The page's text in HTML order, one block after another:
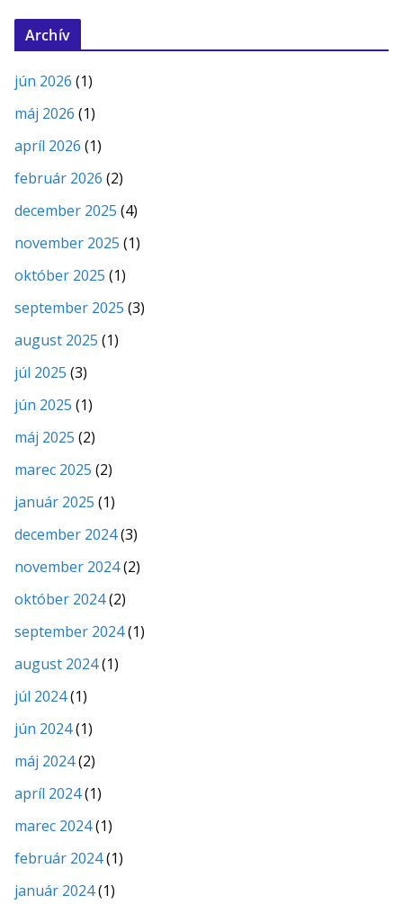
Archív
jún 2026 (1)
máj 2026 (1)
apríl 2026 (1)
február 2026 (2)
december 2025 (4)
november 2025 (1)
október 2025 (1)
september 2025 (3)
august 2025 (1)
júl 2025 (3)
jún 2025 (1)
máj 2025 (2)
marec 2025 (2)
január 2025 (1)
december 2024(3)
november 2024(2)
október 2024(2)
september 2024(1)
august 2024(1)
júl 2024(1)
jún 2024(1)
máj 2024(2)
apríl 2024(1)
marec 2024(1)
február 2024(1)
január 2024(1)